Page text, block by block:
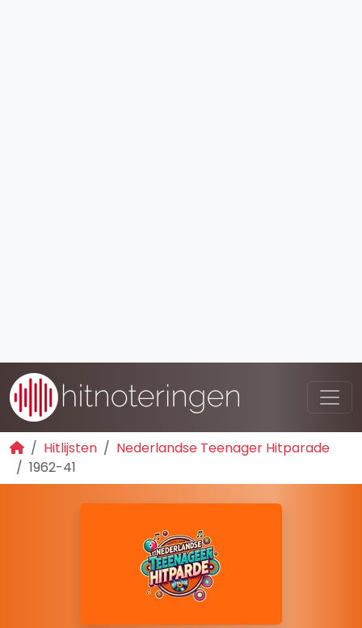
Hitlijsten
Nederlandse Teenager Hitparade
1962-41